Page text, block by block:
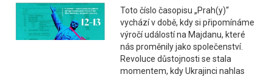
Toto číslo časopisu „Prah(y)“
vychází v době, kdy si připomínáme
výročí událostí na Majdanu, které
nás proměnily jako společenství.
Revoluce důstojnosti se stala
momentem, kdy Ukrajinci nahlas